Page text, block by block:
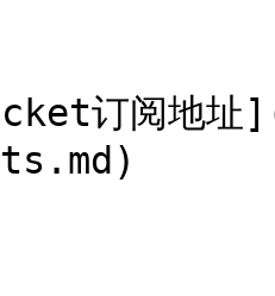
订阅地